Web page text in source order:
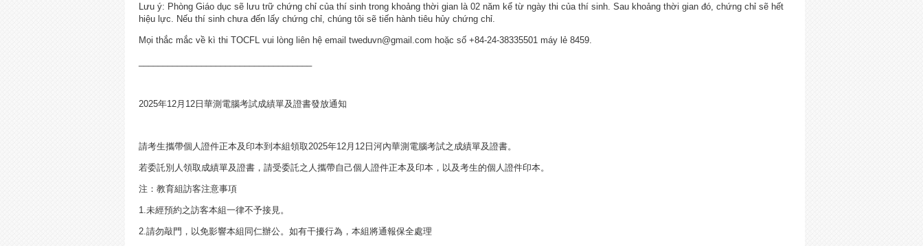
Lưu ý: Phòng Giáo dục sẽ lưu trữ chứng chỉ của thí sinh trong khoảng thời gian là 02 năm kể từ ngày thi của thí sinh. Sau khoảng thời gian đó, chứng chỉ sẽ hết
hiệu lực. Nếu thí sinh chưa đến lấy chứng chỉ, chúng tôi sẽ tiến hành tiêu hủy chứng chỉ.
Mọi thắc mắc về kì thi TOCFL vui lòng liên hệ email tweduvn@gmail.com hoặc số +84-24-38335501 máy lẻ 8459.
2025年12月12日華測電腦考試成績單及證書發放通知
請考生攜帶個人證件正本及印本到本組領取2025年12月12日河內華測電腦考試之成績單及證書。
若委託別人領取成績單及證書，請受委託之人攜帶自己個人證件正本及印本，以及考生的個人證件印本。
注：教育組訪客注意事項
1.未經預約之訪客本組一律不予接見。
2.請勿敲門，以免影響本組同仁辦公。如有干擾行為，本組將通報保全處理